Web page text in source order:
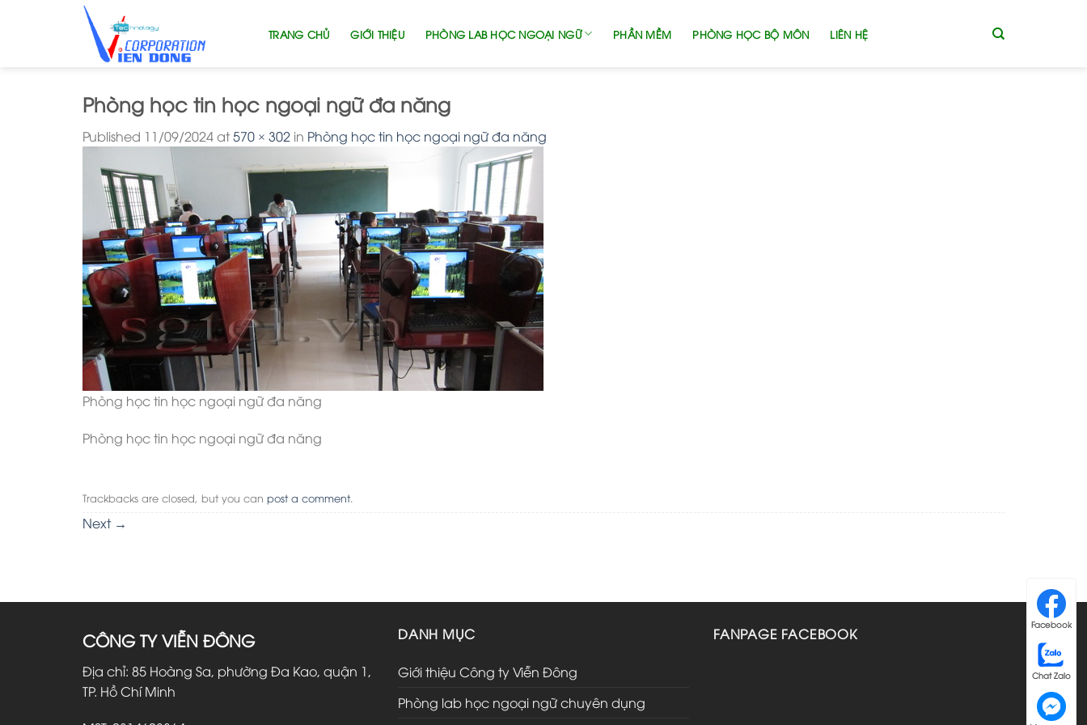
TRANG CHỦ GIỚI THIỆU PHÒNG LAB HỌC NGOẠI NGỮ PHẦN MỀM PHÒNG HỌC BỘ MÔN LIÊN HỆ
Phòng học tin học ngoại ngữ đa năng
Published 11/09/2024at570 × 302 in Phòng học tin học ngoại ngữ đa năng
Phòng học tin học ngoại ngữ đa năng
Phòng học tin học ngoại ngữ đa năng
Trackbacks are closed, but you can post a comment.
Next →
Facebook
Chat Zalo
CÔNG TY VIỄN ĐÔNG
Địa chỉ: 85 Hoàng Sa, phường Đa Kao, quận 1,
TP. Hồ Chí Minh
DANH MỤC
Giới thiệu Công ty Viễn Đông
Phòng lab học ngoại ngữ chuyên dụng
FANPAGE FACEBOOK